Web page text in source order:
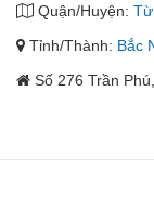
Quận/Huyện:
Tỉnh/Thành: Bắc
Số 276 Trần